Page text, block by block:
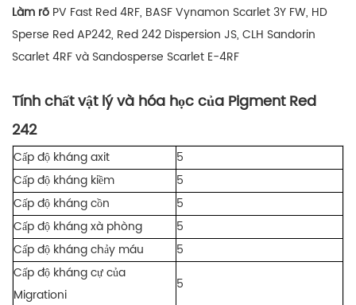
Làm rõ PV Fast Red 4RF, BASF Vynamon Scarlet 3Y FW, HD
Sperse Red AP242, Red 242 Dispersion JS, CLH Sandorin
Scarlet 4RF và Sandosperse Scarlet E-4RF
Tính chất vật lý và hóa học của Pigment Red
242
Cấp độ kháng axit
5
Cấp độ kháng kiềm
5
Cấp độ kháng cồn
5
Cấp độ kháng xà phòng
5
Cấp độ kháng chảy máu
5
Cấp độ kháng cự của
Migrationi
5